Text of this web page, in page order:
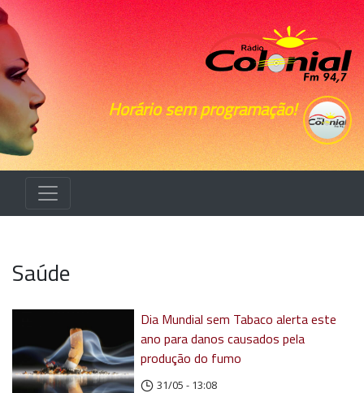
Horário sem programação!
Saúde
Dia Mundial sem Tabaco alerta este
ano para danos causados pela
produção do fumo
31/05 - 13:08